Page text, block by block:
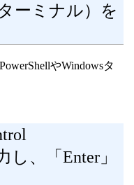
ーミナル）を
やWindowsタ
し、「Enter」